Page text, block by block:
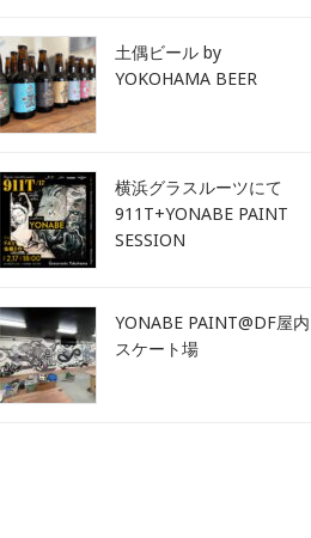
土偶ビール by
YOKOHAMA BEER
横浜グラスルーツにて
911T+YONABE PAINT
SESSION
YONABE PAINT@DF屋内
スケート場